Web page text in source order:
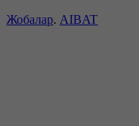
Жобалар. AIBAT